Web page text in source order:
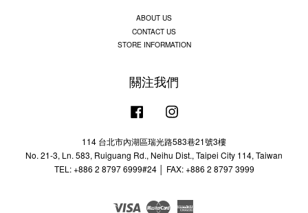
ABOUT US
CONTACT US
STORE INFORMATION
關注我們
Facebook
114 台北市內湖區瑞光路583巷21號3樓
No. 21-3, Ln. 583, Ruiguang Rd., Neihu Dist., Taipei City 114, Taiwan
TEL: +886 2 8797 6999#24 │ FAX: +886 2 8797 3999
Visa Master